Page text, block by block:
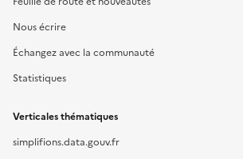
Nous écrire
Échangez avec la communauté
Statistiques
Verticales thématiques
simplifions.data.gouv.fr